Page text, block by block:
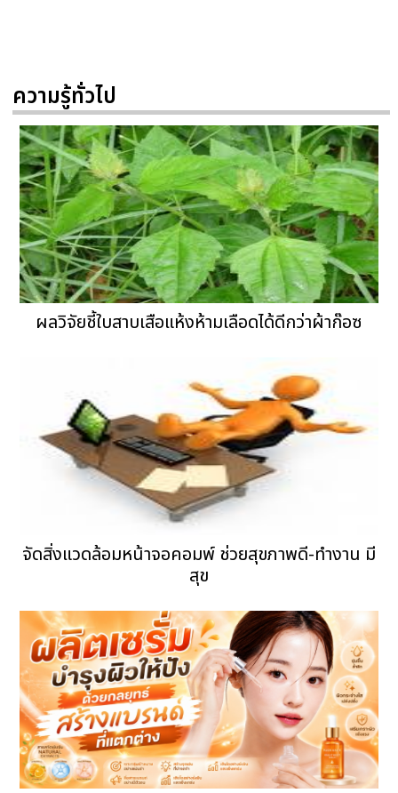
ความรู้ทั่วไป
ผลวิจัยชี้ใบสาบเสือแห้งห้ามเลือดได้ดีกว่าผ้าก๊อซ
จัดสิ่งแวดล้อมหน้าจอคอมพ์ ช่วยสุขภาพดี-ทำงาน มี
สุข